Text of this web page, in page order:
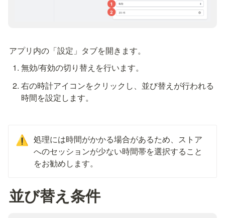
アプリ内の「設定」タブを開きます。
無効/有効の切り替えを行います。
右の時計アイコンをクリックし、並び替えが行われる
時間を設定します。
⚠️ 処理には時間がかかる場合があるため、ストア
へのセッションが少ない時間帯を選択すること
をお勧めします。
並び替え条件